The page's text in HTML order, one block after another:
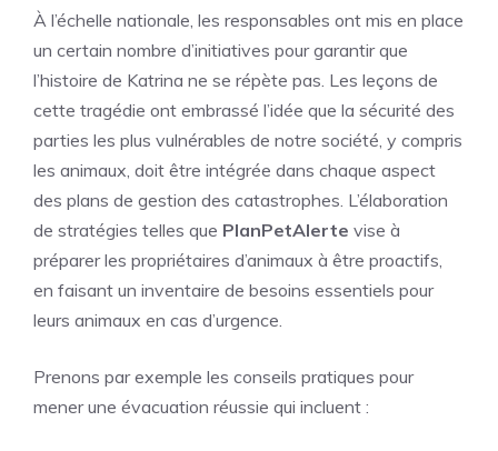
À l’échelle nationale, les responsables ont mis en place
un certain nombre d’initiatives pour garantir que
l’histoire de Katrina ne se répète pas. Les leçons de
cette tragédie ont embrassé l’idée que la sécurité des
parties les plus vulnérables de notre société, y compris
les animaux, doit être intégrée dans chaque aspect
des plans de gestion des catastrophes. L’élaboration
de stratégies telles que PlanPetAlerte vise à
préparer les propriétaires d’animaux à être proactifs,
en faisant un inventaire de besoins essentiels pour
leurs animaux en cas d’urgence.
Prenons par exemple les conseils pratiques pour
mener une évacuation réussie qui incluent :